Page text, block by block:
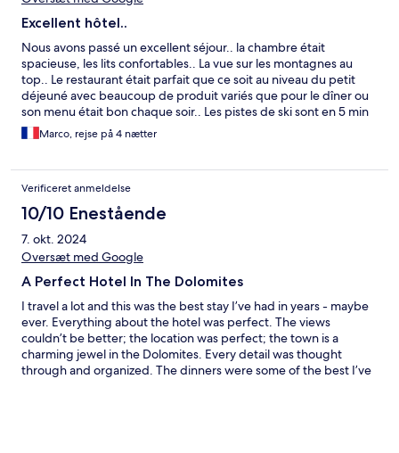
Excellent hôtel..
Nous avons passé un excellent séjour.. la chambre était
spacieuse, les lits confortables.. La vue sur les montagnes au
top.. Le restaurant était parfait que ce soit au niveau du petit
déjeuné avec beaucoup de produit variés que pour le dîner ou
son menu était bon chaque soir.. Les pistes de ski sont en 5 min
en voiture, mais il existe des navettes gratuites grâce au pass de
l hôtel pour y aller..
Marco, rejse på 4 nætter
Verificeret anmeldelse
10/10 Enestående
7. okt. 2024
Oversæt med Google
A Perfect Hotel In The Dolomites
I travel a lot and this was the best stay I’ve had in years - maybe
ever. Everything about the hotel was perfect. The views
couldn’t be better; the location was perfect; the town is a
charming jewel in the Dolomites. Every detail was thought
through and organized. The dinners were some of the best I’ve